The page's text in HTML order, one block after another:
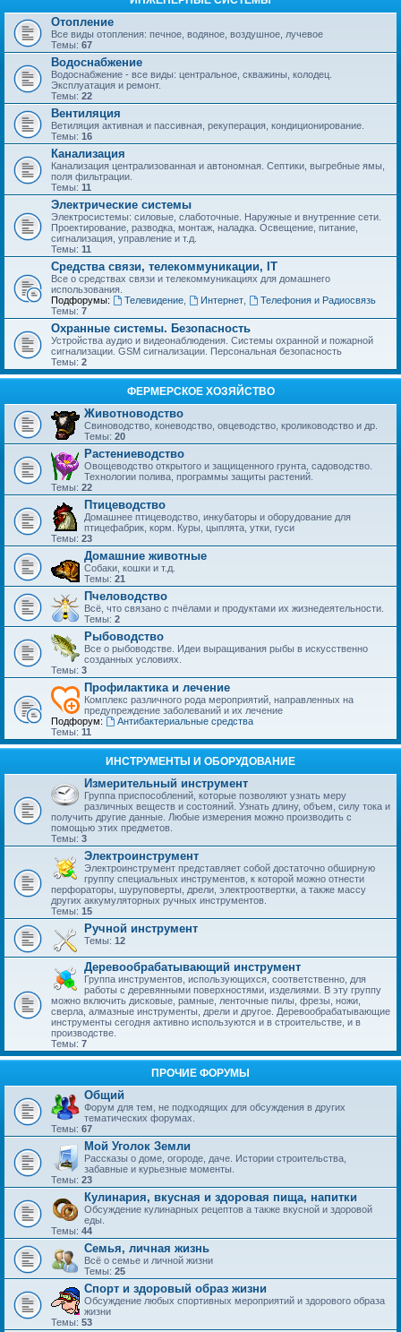
Отопление
Все виды отопления: печное, водяное, воздушное, лучевое
Темы: 67
Водоснабжение
Водоснабжение - все виды: центральное, скважины, колодец.
Эксплуатация и ремонт.
Темы: 22
Вентиляция
Ветиляция активная и пассивная, рекуперация, кондиционирование.
Темы: 16
Канализация
Канализация централизованная и автономная. Септики, выгребные ямы,
поля фильтрации.
Темы: 11
Электрические системы
Электросистемы: силовые, слаботочные. Наружные и внутренние сети.
Проектирование, разводка, монтаж, наладка. Освещение, питание,
сигнализация, управление и т.д.
Темы: 11
Средства связи, телекоммуникации, IT
Все о средствах связи и телекоммуникациях для домашнего
использования.
Подфорумы:
Телевидение, Интернет,
Телефония и Радиосвязь
Темы: 7
Охранные системы. Безопасность
Устройства аудио и видеонаблюдения. Системы охранной и пожарной
сигнализации. GSM сигнализации. Персональная безопасность
Темы: 2
ФЕРМЕРСКОЕ ХОЗЯЙСТВО
Животноводство
Свиноводство, коневодство, овцеводство, кролиководство и др.
Темы: 20
Растениеводство
Овощеводство открытого и защищенного грунта, садоводство.
Технологии полива, программы защиты растений.
Темы: 22
Птицеводство
Домашнее птицеводство, инкубаторы и оборудование для
птицефабрик, корм. Куры, цыплята, утки, гуси
Темы: 23
Домашние животные
Собаки, кошки и т.д.
Темы: 21
Пчеловодство
Всё, что связано с пчёлами и продуктами их жизнедеятельности.
Темы: 2
Рыбоводство
Все о рыбоводстве. Идеи выращивания рыбы в искусственно
созданных условиях.
Темы: 3
Профилактика и лечение
Комплекс различного рода мероприятий, направленных на
предупреждение заболеваний и их лечение
Подфорум:
Антибактериальные средства
Темы: 11
ИНСТРУМЕНТЫ И ОБОРУДОВАНИЕ
Измерительный инструмент
Группа приспособлений, которые позволяют узнать меру
различных веществ и состояний. Узнать длину, объем, силу тока и
получить другие данные. Любые измерения можно производить с
помощью этих предметов.
Темы: 3
Электроинструмент
Электроинструмент представляет собой достаточно обширную
группу специальных инструментов, к которой можно отнести
перфораторы, шуруповерты, дрели, электроотвертки, а также массу
других аккумуляторных ручных инструментов.
Темы: 15
Ручной инструмент
Темы: 12
Деревообрабатывающий инструмент
Группа инструментов, использующихся, соответственно, для
работы с деревянными поверхностями, изделиями. В эту группу
можно включить дисковые, рамные, ленточные пилы, фрезы, ножи,
сверла, алмазные инструменты, дрели и другое. Деревообрабатывающие
инструменты сегодня активно используются и в строительстве, и в
производстве.
Темы: 7
ПРОЧИЕ ФОРУМЫ
Общий
Форум для тем, не подходящих для обсуждения в других
тематических форумах.
Темы: 67
Мой Уголок Земли
Рассказы о доме, огороде, даче. Истории строительства,
забавные и курьезные моменты.
Темы: 23
Кулинария, вкусная и здоровая пища, напитки
Обсуждение кулинарных рецептов а также вкусной и здоровой
еды.
Темы: 44
Семья, личная жизнь
Всё о семье и личной жизни
Темы: 25
Спорт и здоровый образ жизни
Обсуждение любых спортивных мероприятий и здорового образа
жизни
Темы: 53